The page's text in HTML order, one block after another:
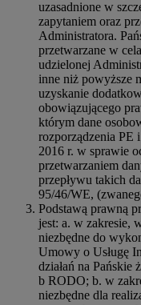
uzasadnione w
zapytaniem oraz
Administratora.
przetwarzane w
udzielonej
inne niż powyższe
uzyskanie
obowiązującego
którym dane
rozporządzenia PE
2016 r. w sprawie
przetwarzaniem
przepływu takich
95/46/WE,
Podstawą prawną
jest: a. w zakresie,
niezbędne do
Umowy o Usługę
działań na
b RODO; b. w
niezbędne dla